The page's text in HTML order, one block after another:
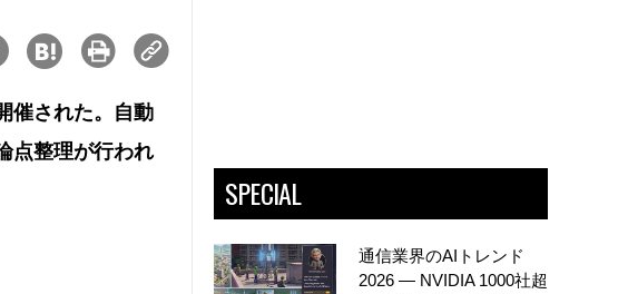
催された。自動
点整理が行われ
SPECIAL
通信業界のAIトレンド
2026 ― NVIDIA 1000社超